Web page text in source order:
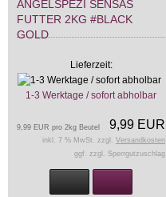
ANGELSPEZI SENSAS
FUTTER 2KG #BLACK
GOLD
Lieferzeit:
1-3 Werktage / sofort abholbar
9,99 EUR
9,99 EUR pro 2kg Beutel
inkl. 7 % MwSt. zzgl. Versandkosten
ggf. zzgl. Sperrgutzuschlag